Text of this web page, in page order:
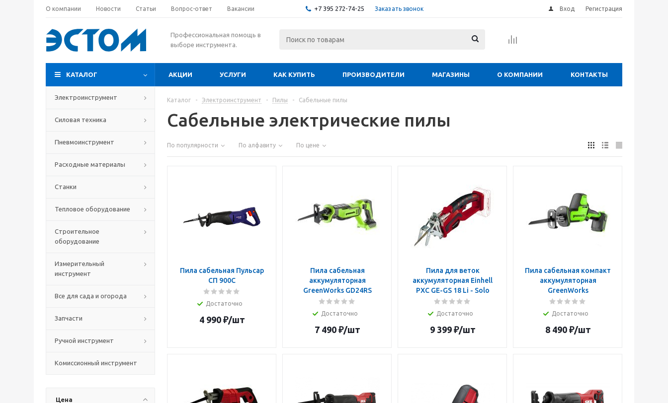
О компании Новости Статьи Вопрос-ответ Вакансии +7 395 272-74-25 Заказать звонок Вход Регистрация
Профессиональная помощь в
выборе инструмента.
КАТАЛОГ АКЦИИ УСЛУГИ КАК КУПИТЬ ПРОИЗВОДИТЕЛИ МАГАЗИНЫ О КОМПАНИИ КОНТАКТЫ
Электроинструмент
Силовая техника
Пневмоинструмент
Расходные материалы
Станки
Тепловое оборудование
Строительное
оборудование
Измерительный
инструмент
Все для сада и огорода
Запчасти
Ручной инструмент
Комиссионный инструмент
Цена
Каталог - Электроинструмент - Пилы - Сабельные пилы
Сабельные электрические пилы
По популярности По алфавиту По цене
Пила сабельная Пульсар
СП 900С
Достаточно
4 990₽/шт
Пила сабельная
аккумуляторная
GreenWorks GD24RS
Достаточно
7 490₽/шт
Пила для веток
аккумуляторная Einhell
PXC GE-GS 18 Li - Solo
Достаточно
9 399₽/шт
Пила сабельная компакт
аккумуляторная
GreenWorks
Достаточно
8 490₽/шт